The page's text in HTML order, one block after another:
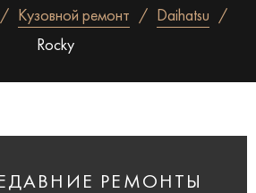
Кузовной ремонт
Daihatsu
Rocky
РЕМОНТЫ